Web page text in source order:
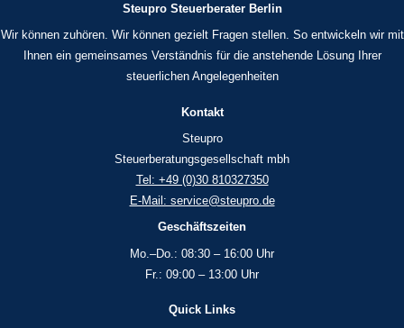
Steupro Steuerberater Berlin
Wir können zuhören. Wir können gezielt Fragen stellen. So entwickeln wir mit
Ihnen ein gemeinsames Verständnis für die anstehende Lösung Ihrer
steuerlichen Angelegenheiten
Kontakt
Steupro
Steuerberatungsgesellschaft mbh
Tel: +49 (0)30 810327350
E-Mail: service@steupro.de
Geschäftszeiten
Mo.–Do.: 08:30 – 16:00 Uhr
Fr.: 09:00 – 13:00 Uhr
Quick Links